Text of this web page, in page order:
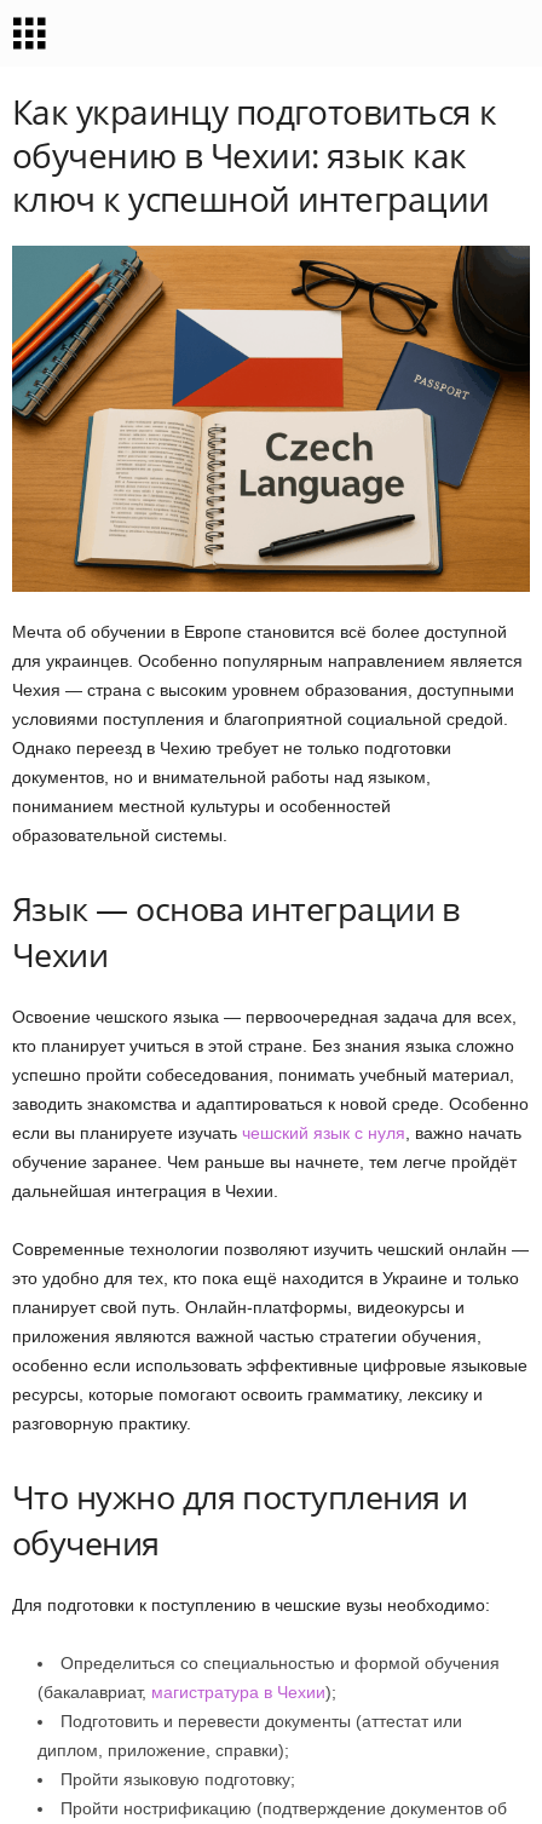
Как украинцу подготовиться к
обучению в Чехии: язык как
ключ к успешной интеграции
Мечта об обучении в Европе становится всё более доступной
для украинцев. Особенно популярным направлением является
Чехия — страна с высоким уровнем образования, доступными
условиями поступления и благоприятной социальной средой.
Однако переезд в Чехию требует не только подготовки
документов, но и внимательной работы над языком,
пониманием местной культуры и особенностей
образовательной системы.
Язык — основа интеграции в
Чехии
Освоение чешского языка — первоочередная задача для всех,
кто планирует учиться в этой стране. Без знания языка сложно
успешно пройти собеседования, понимать учебный материал,
заводить знакомства и адаптироваться к новой среде. Особенно
если вы планируете изучать чешский язык с нуля , важно начать
обучение заранее. Чем раньше вы начнете, тем легче пройдёт
дальнейшая интеграция в Чехии.
Современные технологии позволяют изучить чешский онлайн —
это удобно для тех, кто пока ещё находится в Украине и только
планирует свой путь. Онлайн-платформы, видеокурсы и
приложения являются важной частью стратегии обучения,
особенно если использовать эффективные цифровые языковые
ресурсы, которые помогают освоить грамматику, лексику и
разговорную практику.
Что нужно для поступления и
обучения
Для подготовки к поступлению в чешские вузы необходимо:
Определиться со специальностью и формой обучения
(бакалавриат, магистратура в Чехии);
Подготовить и перевести документы (аттестат или
диплом, приложение, справки);
Пройти языковую подготовку;
Пройти нострификацию (подтверждение документов об